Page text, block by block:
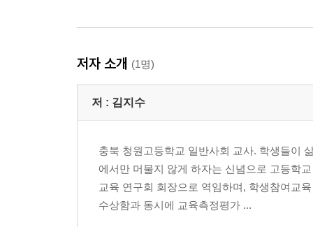
저자 소개 (1명)
저 : 김지수
충북 청원고등학교 일반사회 교사. 학생들이
에서만 머물지 않게 하자는 신념으로 고등학
교육 연구회 회장으로 역임하며, 학생참여교
수상함과 동시에 교육측정평가 ...